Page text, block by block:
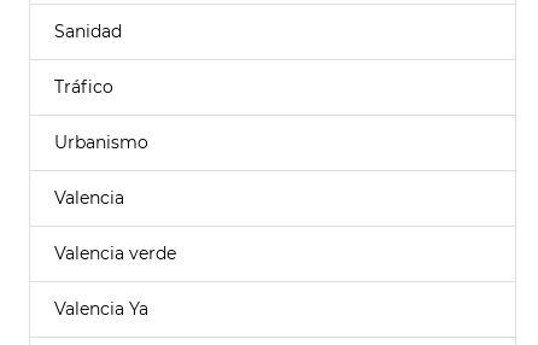
Sanidad
Tráfico
Urbanismo
Valencia
Valencia verde
Valencia Ya